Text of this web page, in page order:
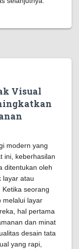
Visual
modern yang
ini, keberhasilan
ditentukan oleh
layar atau
seorang
melalui layar
hal pertama
dan minat
desain tata
yang rapi,